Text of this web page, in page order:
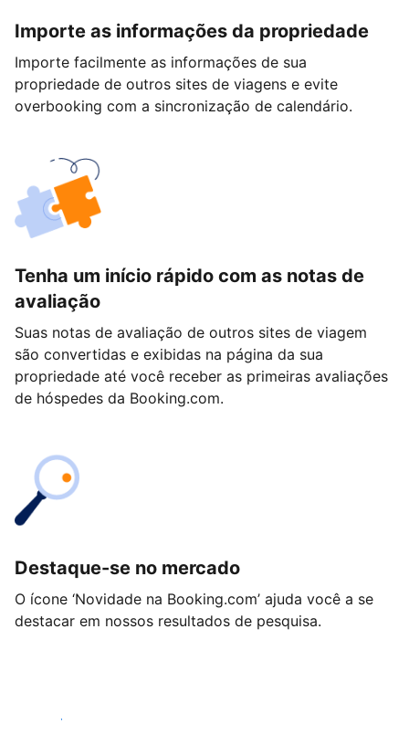
Importe as informações da propriedade
Importe facilmente as informações de sua
propriedade de outros sites de viagens e evite
overbooking com a sincronização de calendário.
Tenha um início rápido com as notas de
avaliação
Suas notas de avaliação de outros sites de viagem
são convertidas e exibidas na página da sua
propriedade até você receber as primeiras avaliações
de hóspedes da Booking.com.
Destaque-se no mercado
O ícone ‘Novidade na Booking.com’ ajuda você a se
destacar em nossos resultados de pesquisa.
Começar